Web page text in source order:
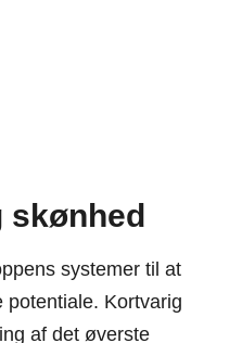
skønhed
systemer til at
potentiale. Kortvarig
af det øverste